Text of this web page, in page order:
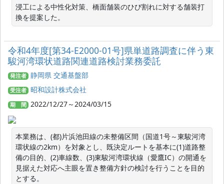
浸工による中性化対策、橋面舗装のひび割れに対する舗装打
換を提案した。
令和4年度[第34-E2000-01号]県単道路調査に伴う東
駿河湾環状道路関連道路検討業務委託
発注者 静岡県 交通基盤部
受注者 昭和設計株式会社
期 間 2022/12/27～2024/03/15
本業務は、(都)片浜池田線の未整備区間（国道1号～東駿河湾
環状線の2km）を対象とし、既決定ルートを基本に(1)道路整
備の目的、(2)車線数、(3)東駿河湾環状線（愛鷹IC）の開通を
見据えた対応へ主眼を置き整備方針の検討を行うことを目的
とする。